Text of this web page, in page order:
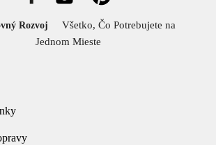
Rozvoj
Všetko, Čo Potrebujete na
Jednom Mieste